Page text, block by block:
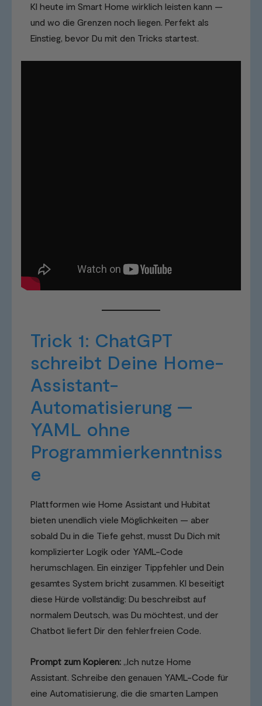
KI heute im Smart Home wirklich leisten kann —
und wo die Grenzen noch liegen. Perfekt als
Einstieg, bevor Du mit den Tricks startest.
Trick 1: ChatGPT
schreibt Deine Home-
Assistant-
Automatisierung —
YAML ohne
Programmierkenntniss
e
Plattformen wie Home Assistant und Hubitat
bieten unendlich viele Möglichkeiten — aber
sobald Du in die Tiefe gehst, musst Du Dich mit
komplizierter Logik oder YAML-Code
herumschlagen. Ein einziger Tippfehler und Dein
gesamtes System bricht zusammen. KI beseitigt
diese Hürde vollständig: Du beschreibst auf
normalem Deutsch, was Du möchtest, und der
Chatbot liefert Dir den fehlerfreien Code.
Prompt zum Kopieren: „Ich nutze Home
Assistant. Schreibe den genauen YAML-Code für
eine Automatisierung, die die smarten Lampen